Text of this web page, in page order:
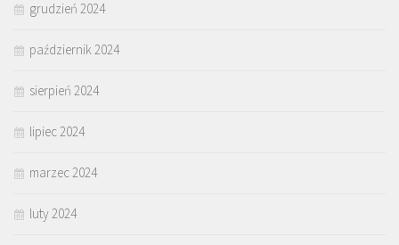
grudzień 2024
październik 2024
sierpień 2024
lipiec 2024
marzec 2024
luty 2024